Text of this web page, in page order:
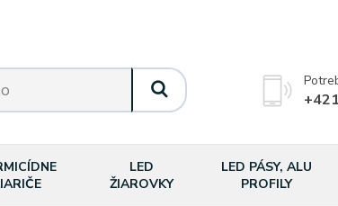
LED
ŽIAROVKY
LED PÁSY, ALU
PROFILY